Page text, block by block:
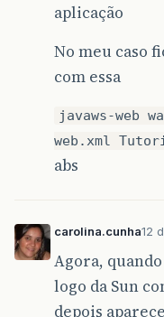
aplicação
No meu caso
com essa
javaws-web
web.xml
abs
carolina.cunha12
Agora,
logo da Sun
depois